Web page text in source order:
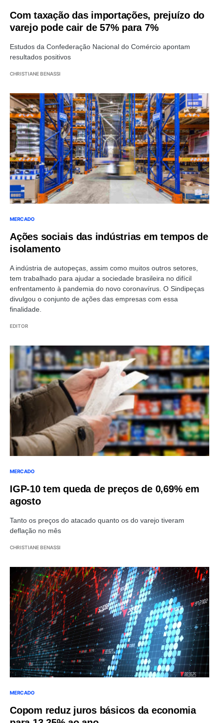
Com taxação das importações, prejuízo do
varejo pode cair de 57% para 7%
Estudos da Confederação Nacional do Comércio apontam
resultados positivos
CHRISTIANE BENASSI
MERCADO
Ações sociais das indústrias em tempos de
isolamento
A indústria de autopeças, assim como muitos outros setores,
tem trabalhado para ajudar a sociedade brasileira no difícil
enfrentamento à pandemia do novo coronavírus. O Sindipeças
divulgou o conjunto de ações das empresas com essa
finalidade.
EDITOR
MERCADO
IGP-10 tem queda de preços de 0,69% em
agosto
Tanto os preços do atacado quanto os do varejo tiveram
deflação no mês
CHRISTIANE BENASSI
MERCADO
Copom reduz juros básicos da economia